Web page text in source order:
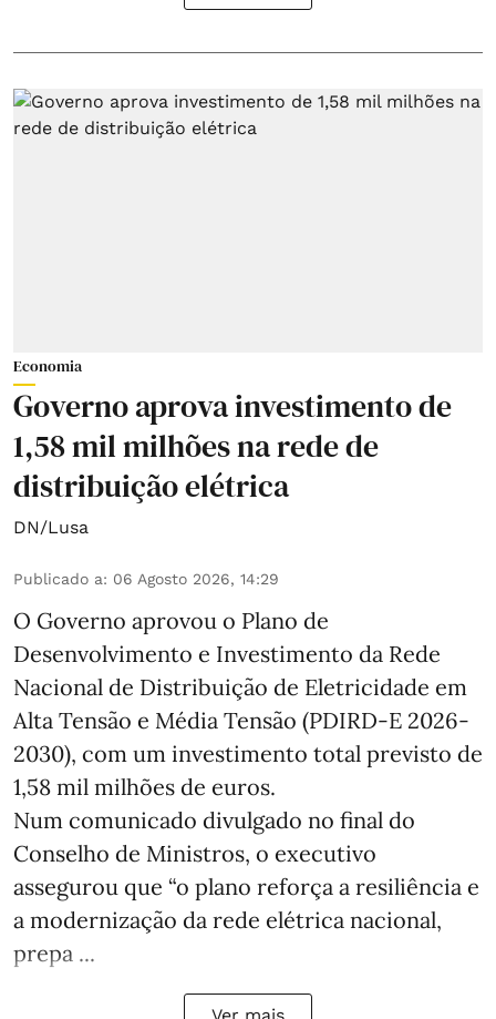
Economia
Governo aprova investimento de
1,58 mil milhões na rede de
distribuição elétrica
DN/Lusa
Publicado a: 06 Agosto 2026, 14:29
O Governo aprovou o Plano de
Desenvolvimento e Investimento da Rede
Nacional de Distribuição de Eletricidade em
Alta Tensão e Média Tensão (PDIRD-E 2026-
2030), com um investimento total previsto de
1,58 mil milhões de euros.
Num comunicado divulgado no final do
Conselho de Ministros, o executivo
assegurou que “o plano reforça a resiliência e
a modernização da rede elétrica nacional,
prepa ...